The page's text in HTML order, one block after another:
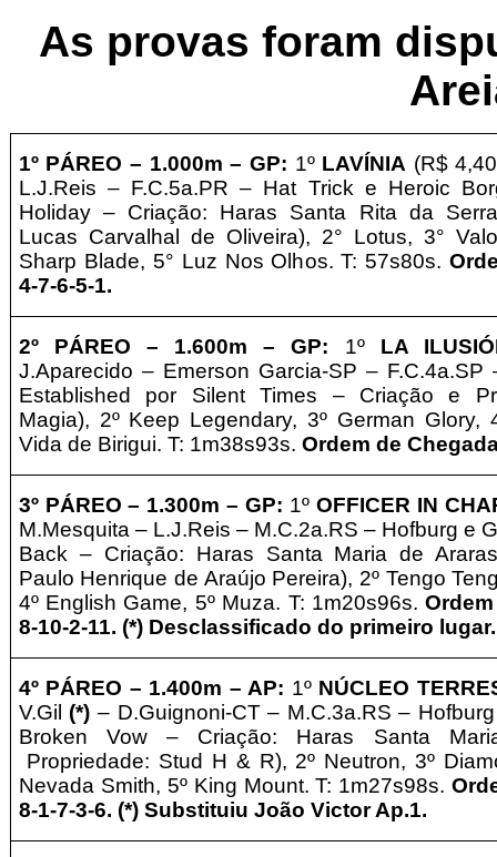
As provas foram
1º PÁREO – 1.000m – GP: 1º LAVÍNIA (R$
L.J.Reis – F.C.5a.PR – Hat Trick e Heroic
Holiday – Criação: Haras Santa Rita da Serra
Lucas Carvalhal de Oliveira), 2° Lotus, 3°
Sharp Blade, 5° Luz Nos Olhos. T: 57s80s.
4-7-6-5-1.
2º PÁREO – 1.600m – GP: 1º
LA
J.Aparecido – Emerson Garcia-SP – F.C.4a.SP
Established por Silent Times – Criação e
Magia), 2º Keep Legendary, 3º German Glory,
Vida de Birigui. T: 1m38s93s. Ordem de
3º PÁREO – 1.300m – GP: 1º OFFICER IN
M.Mesquita – L.J.Reis – M.C.2a.RS – Hofburg e
Back – Criação: Haras Santa Maria de
Paulo Henrique de Araújo Pereira), 2º Tengo
4º English Game, 5º Muza. T: 1m20s96s.
8-10-2-11. (*) Desclassificado do primeiro
4º PÁREO – 1.400m – AP: 1º NÚCLEO
V.Gil (*) – D.Guignoni-CT – M.C.3a.RS –
Broken Vow – Criação: Haras Santa
Propriedade: Stud H & R), 2º Neutron, 3º
Nevada Smith, 5º King Mount. T: 1m27s98s.
8-1-7-3-6. (*) Substituiu João Victor Ap.1.